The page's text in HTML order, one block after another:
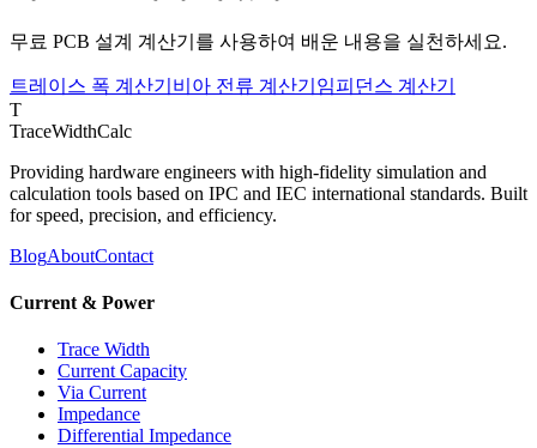
무료 PCB 설계 계산기를 사용하여 배운 내용을 실천하세요.
트레이스 폭 계산기 비아 전류 계산기 임피던스 계산기
T
TraceWidthCalc
Providing hardware engineers with high-fidelity simulation and
calculation tools based on IPC and IEC international standards. Built
for speed, precision, and efficiency.
BlogAboutContact
Current & Power
Trace Width
Current Capacity
Via Current
Impedance
Differential Impedance